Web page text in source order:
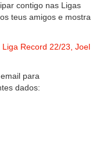
contigo nas Ligas
teus amigos e mostra
Record 22/23, Joel
para
dados: